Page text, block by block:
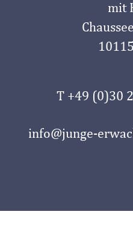
mit
T +49 (0)30
info@junge-